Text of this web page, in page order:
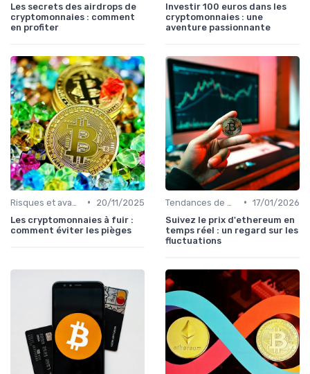
Les secrets des airdrops de
cryptomonnaies : comment
en profiter
Investir 100 euros dans les
cryptomonnaies : une
aventure passionnante
•
20/11/2025
Les cryptomonnaies à fuir :
comment éviter les pièges
• 17/01/2026
Suivez le prix d'ethereum en
temps réel : un regard sur les
fluctuations